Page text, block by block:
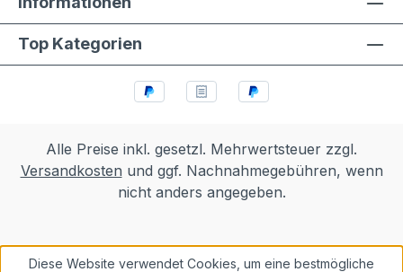
Top Kategorien
Alle Preise inkl. gesetzl. Mehrwertsteuer zzgl.
Versandkosten und ggf. Nachnahmegebühren, wenn
nicht anders angegeben.
Diese Website verwendet Cookies, um eine bestmögliche